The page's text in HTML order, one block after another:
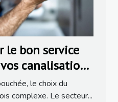
le bon service
canalisations
le choix du
complexe. Le secteur...